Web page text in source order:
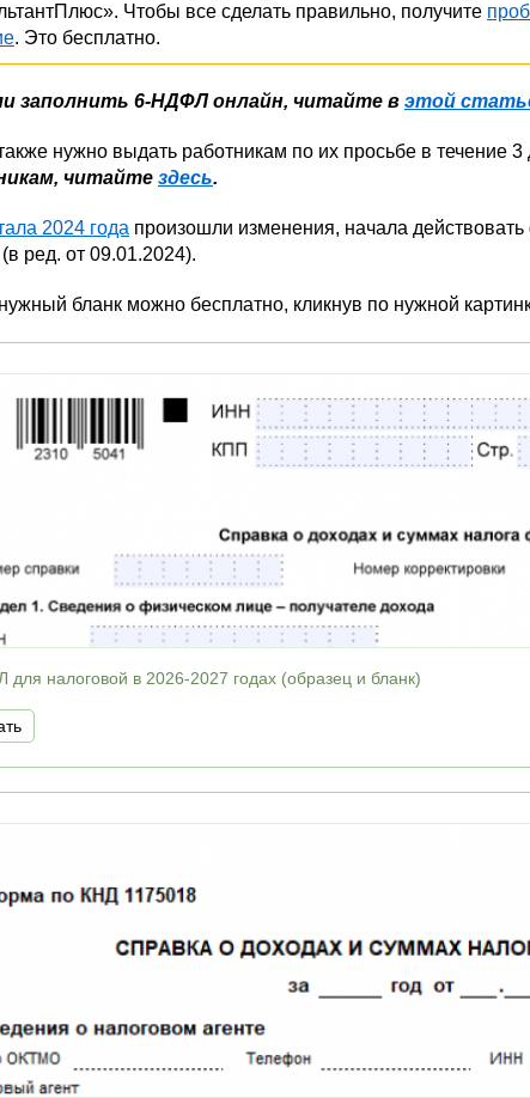
Чтобы все сделать правильно, получите
. Это бесплатно.
заполнить 6-НДФЛ онлайн, читайте в этой
нужно выдать работникам по их просьбе в течение 3
читайте здесь.
2024 года произошли изменения, начала
ред. от 09.01.2024).
бланк можно бесплатно, кликнув по нужной
для налоговой в 2026-2027 годах (образец и бланк)